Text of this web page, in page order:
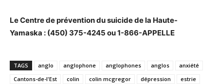
Le Centre de prévention du suicide de la Haute-
Yamaska : (450) 375-4245 ou 1-866-APPELLE
TAGS anglo anglophone anglophones anglos
anxiété
Cantons-de-l'Est
colin colin mcgregor dépression
estrie